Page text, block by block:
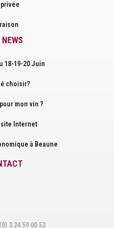
18-19-20 Juin
choisir?
mon vin ?
site Internet
à Beaune
3 24 59 00 53